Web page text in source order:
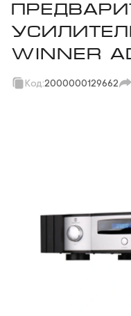
WINNER
Код:2000000129662